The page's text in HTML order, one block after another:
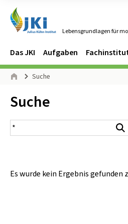
Lebensgrundlagen für
Navigation
Hauptmenü
Das JKI Aufgaben
Seitenpfad
Suche
Inhalt:
Suche
Suchergebnis
Es wurde kein Ergebnis gefunden